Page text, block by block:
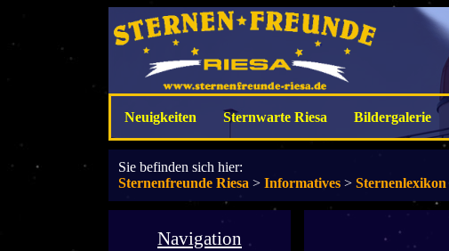
Neuigkeiten Sternwarte Riesa Bildergalerie
Sie befinden sich hier:
Sternenfreunde Riesa > Informatives > Sternenlexikon
Navigation